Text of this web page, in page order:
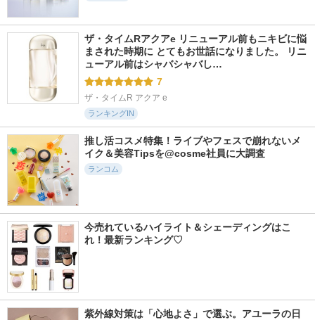
ザ・タイムRアクアe リニューアル前もニキビに悩
まされた時期に とてもお世話になりました。 リニ
ューアル前はシャバシャバし…
7
ザ・タイムR アクア e
ランキングIN
推し活コスメ特集！ライブやフェスで崩れないメ
イク＆美容Tipsを@cosme社員に大調査
ランコム
今売れているハイライト＆シェーディングはこ
れ！最新ランキング♡
紫外線対策は「心地よさ」で選ぶ。アユーラの日